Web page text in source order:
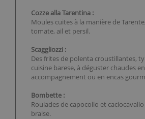
Cozze alla Tarentina :
Moules cuites à la manière de
tomate, ail et persil.
Scaggliozzi :
Des frites de polenta croustillantes,
cuisine barese, à déguster chaudes en
accompagnement ou en encas
Bombette :
Roulades de capocollo et
braise.